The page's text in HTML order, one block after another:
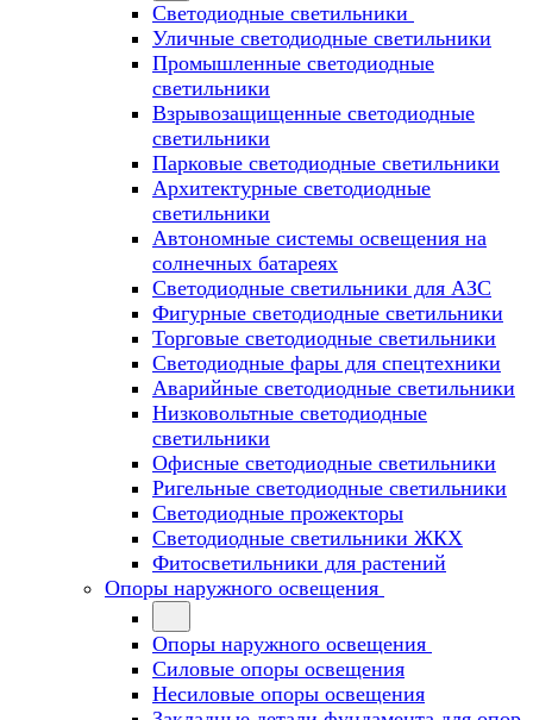
Светодиодные светильники
Уличные светодиодные светильники
Промышленные светодиодные
светильники
Взрывозащищенные светодиодные
светильники
Парковые светодиодные светильники
Архитектурные светодиодные
светильники
Автономные системы освещения на
солнечных батареях
Светодиодные светильники для АЗС
Фигурные светодиодные светильники
Торговые светодиодные светильники
Cветодиодные фары для спецтехники
Аварийные светодиодные светильники
Низковольтные светодиодные
светильники
Офисные светодиодные светильники
Ригельные светодиодные светильники
Светодиодные прожекторы
Светодиодные светильники ЖКХ
Фитосветильники для растений
Опоры наружного освещения
Опоры наружного освещения
Силовые опоры освещения
Несиловые опоры освещения